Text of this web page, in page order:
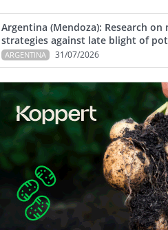
Argentina (Mendoza): Research on
strategies against late blight of
ARGENTINA 31/07/2026